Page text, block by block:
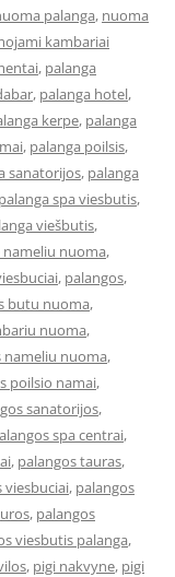
palanga, nuoma
kambariai
, palanga
, palanga hotel,
kerpe, palanga
, palanga poilsis,
sanatorijos, palanga
palanga spa viesbutis,
viešbutis,
nameliu nuoma,
, palangos,
butu nuoma,
nuoma,
nameliu nuoma,
poilsio namai,
sanatorijos,
spa centrai,
, palangos tauras,
viesbuciai, palangos
, palangos
viesbutis palanga,
, pigi nakvyne, pigi